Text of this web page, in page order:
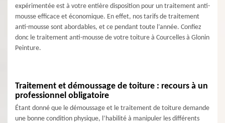
expérimentée est à votre entière disposition pour un traitement anti-
mousse efficace et économique. En effet, nos tarifs de traitement
anti-mousse sont abordables, et ce pendant toute l’année. Confiez
donc le traitement anti-mousse de votre toiture à Courcelles à Glonin
Peinture.
Traitement et démoussage de toiture : recours à un
professionnel obligatoire
Étant donné que le démoussage et le traitement de toiture demande
une bonne condition physique, l’habilité à manipuler les différents